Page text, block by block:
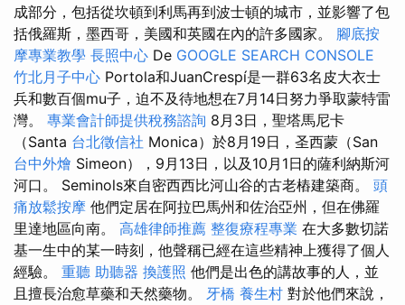
成部分，包括從坎頓到利馬再到波士頓的城市，並影響了包
括俄羅斯，墨西哥，美國和英國在內的許多國家。 腳底按
摩專業教學 長照中心 De GOOGLE SEARCH CONSOLE
竹北月子中心 Portola和JuanCrespí是一群63名皮大衣士
兵和數百個mu子，迫不及待地想在7月14日努力爭取蒙特雷
灣。 專業會計師提供稅務諮詢 8月3日，聖塔馬尼卡
（Santa 台北徵信社 Monica）於8月19日，圣西蒙（San
台中外燴 Simeon），9月13日，以及10月1日的薩利納斯河
河口。 Seminols來自密西西比河山谷的古老樁建築商。 頭
痛放鬆按摩 他們定居在阿拉巴馬州和佐治亞州，但在佛羅
里達地區向南。 高雄律師推薦 整復療程專業 在大多數切諾
基一生中的某一時刻，他聲稱已經在這些精神上獲得了個人
經驗。 重聽 助聽器 換護照 他們是出色的講故事的人，並
且擅長治愈草藥和天然藥物。 牙橋 養生村 對於他們來說，